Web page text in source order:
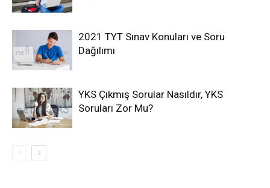
2021 TYT Sınav Konuları ve Soru
Dağılımı
YKS Çıkmış Sorular Nasıldır, YKS
Soruları Zor Mu?